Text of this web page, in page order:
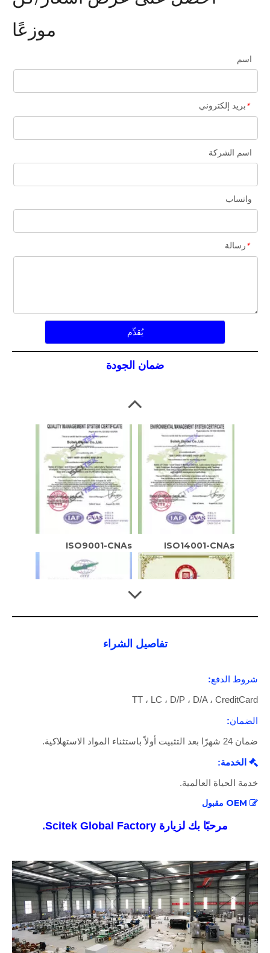
موزعًا
اسم
*بريد إلكتروني
اسم الشركة
واتساب
*رسالة
يُقدِّم
ضمان الجودة
ISO9001-UKAS
ISO14001-UKAS وحدة العرض التوضيحي للعملية الصادقة
شهادة تصنيف الائتمان للمؤسسة
مؤسسة مراقبة العقود والحفاظ على الوعد الجودة الثقيلة والمؤسسات الائتمانية
تفاصيل الشراء
شروط الدفع:
TT ، LC ، D/P ، D/A ، CreditCard
الضمان:
ضمان 24 شهرًا بعد التثبيت أولاً باستثناء المواد الاستهلاكية.
 الخدمة:
خدمة الحياة العالمية.
 OEM مقبول
مرحبًا بك لزيارة Scitek Global Factory.